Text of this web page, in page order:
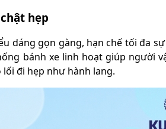
hẹp
dáng gọn gàng, hạn chế tối đa
bánh xe linh hoạt giúp người
lối đi hẹp như hành lang.